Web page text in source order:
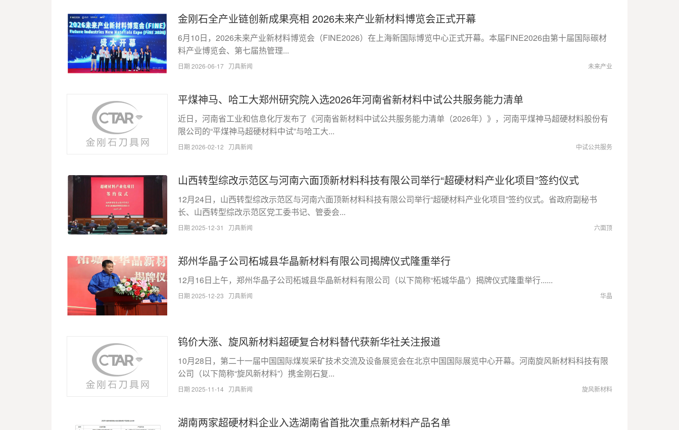
金刚石全产业链创新成果亮相 2026未来产业新材料博览会正式开幕
6月10日，2026未来产业新材料博览会（FINE2026）在上海新国际博览中心正式开幕。本届FINE2026由第十届国际碳材
料产业博览会、第七届热管理...
日期 2026-06-17 刀具新闻 未来产业
平煤神马、哈工大郑州研究院入选2026年河南省新材料中试公共服务能力清单
​近日，河南省工业和信息化厅发布了《河南省新材料中试公共服务能力清单（2026年）》，河南平煤神马超硬材料股份有
限公司的“平煤神马超硬材料中试”与哈工大...
日期 2026-02-12 刀具新闻 中试公共服务
山西转型综改示范区与河南六面顶新材料科技有限公司举行“超硬材料产业化项目”签约仪式
​12月24日，山西转型综改示范区与河南六面顶新材料科技有限公司举行“超硬材料产业化项目”签约仪式。省政府副秘书
长、山西转型综改示范区党工委书记、管委会...
日期 2025-12-31 刀具新闻 六面顶
郑州华晶子公司柘城县华晶新材料有限公司揭牌仪式隆重举行
​12月16日上午，郑州华晶子公司柘城县华晶新材料有限公司（以下简称“柘城华晶”）揭牌仪式隆重举行......
日期 2025-12-23 刀具新闻 华晶
钨价大涨、旋风新材料超硬复合材料替代获新华社关注报道
​10月28日，第二十一届中国国际煤炭采矿技术交流及设备展览会在北京中国国际展览中心开幕。河南旋风新材料科技有限
公司（以下简称“旋风新材料”）携金刚石复...
日期 2025-11-14 刀具新闻 旋风新材料
湖南两家超硬材料企业入选湖南省首批次重点新材料产品名单